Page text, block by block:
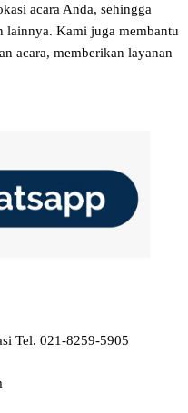
acara Anda, sehingga
lainnya. Kami juga membantu
acara, memberikan layanan
Tel. 021-8259-5905